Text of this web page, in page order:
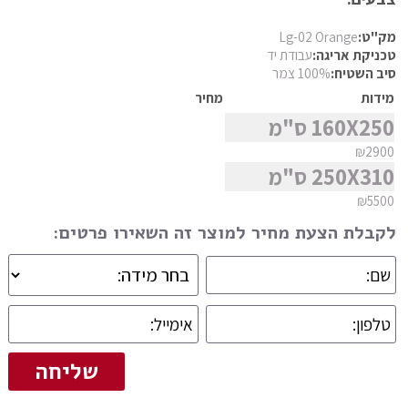
פרסי נהין
פרסי סנה
פרסי קום
פרסי קום משי
פרסי קלארדש
פרסי קשאן
מק"ט:Lg-02 Orange
טכניקת אריגה:עבודת יד
סיב השטיח:100% צמר
מידות
מחיר
160X250 ס"מ
₪2900
250X310 ס"מ
₪5500
לקבלת הצעת מחיר למוצר זה השאירו פרטים: